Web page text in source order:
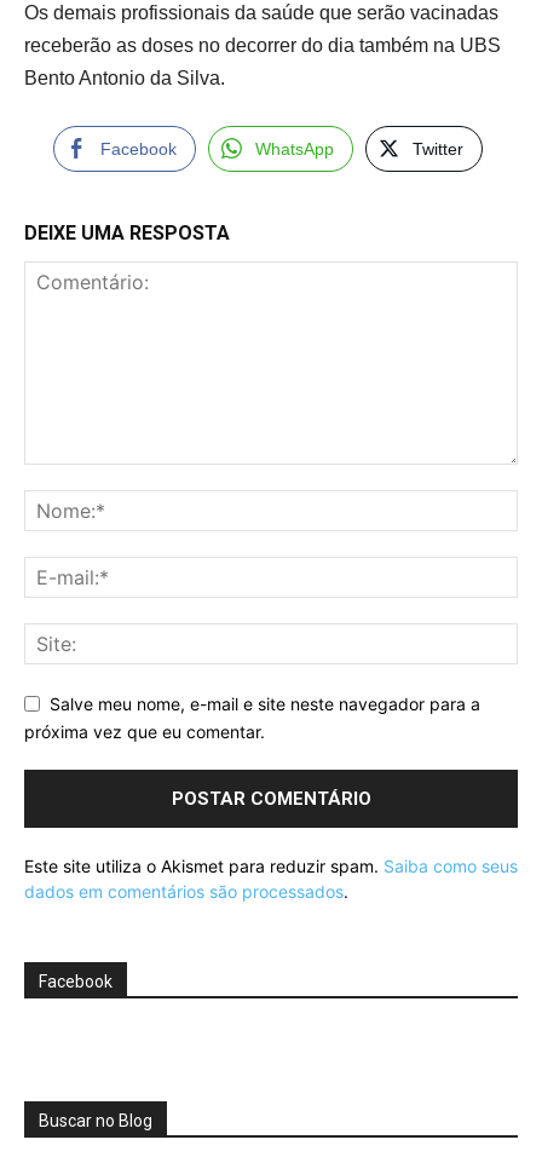
Os demais profissionais da saúde que serão vacinadas
receberão as doses no decorrer do dia também na UBS
Bento Antonio da Silva.
Facebook WhatsApp Twitter
DEIXE UMA RESPOSTA
Salve meu nome, e-mail e site neste navegador para a
próxima vez que eu comentar.
Este site utiliza o Akismet para reduzir spam. Saiba como seus
dados em comentários são processados.
Facebook
Buscar no Blog